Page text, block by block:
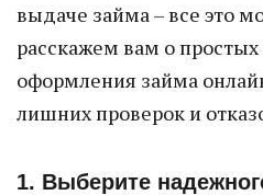
выдаче займа – все это
расскажем вам о
оформления займа
лишних проверок и
1. Выберите